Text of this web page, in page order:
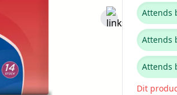
Attends
Attends
Attends
Dit